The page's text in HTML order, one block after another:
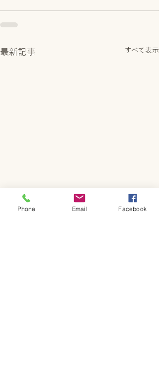
最新記事 すべて表示
Phone Email Facebook